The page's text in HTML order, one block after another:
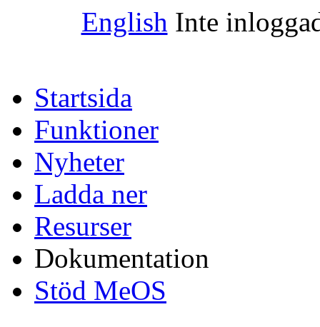
English Inte
Startsida
Funktioner
Nyheter
Ladda ner
Resurser
Dokumentation
Stöd MeOS